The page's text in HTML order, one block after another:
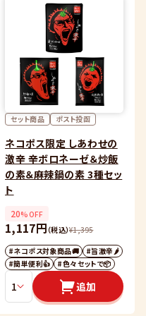
セット商品 ポスト投函
ネコポス限定 しあわせの
激辛 辛ボロネーゼ＆炒飯
の素＆麻辣鍋の素 3種セッ
ト
20%OFF
1,117円（税込）¥1,395
#ネコポス対象商品🚚
#旨激辛🌶
#簡単便利👍
#色々セットで📦
追加